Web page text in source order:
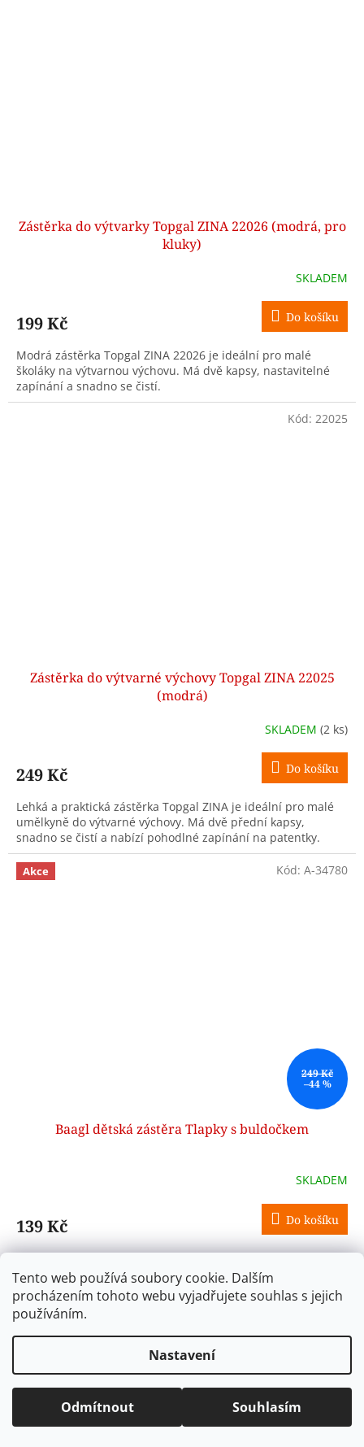
Tento web používá soubory cookie. Dalším
procházením tohoto webu vyjadřujete souhlas s jejich
používáním.
Nastavení
Odmítnout Souhlasím
Zástěrka do výtvarky Topgal ZINA 22026 (modrá, pro
kluky)
SKLADEM
199 Kč Do košíku
Modrá zástěrka Topgal ZINA 22026 je ideální pro malé
školáky na výtvarnou výchovu. Má dvě kapsy, nastavitelné
zapínání a snadno se čistí.
Zástěrka do výtvarné výchovy Topgal ZINA 22025
(modrá)
SKLADEM (2 ks)
249 Kč Do košíku
Lehká a praktická zástěrka Topgal ZINA je ideální pro malé
umělkyně do výtvarné výchovy. Má dvě přední kapsy,
snadno se čistí a nabízí pohodlné zapínání na patentky.
Kód: 22025
Akce
249 Kč
–44 %
Baagl dětská zástěra Tlapky s buldočkem
SKLADEM
139 Kč Do košíku
Dětská zástěra s motivem buldočka, vhodná na výtvarnou
výchovu a kroužky. Omyvatelný materiál, zapínání na
patentky a dvě kapsy.
Kód: A-34780
Akce